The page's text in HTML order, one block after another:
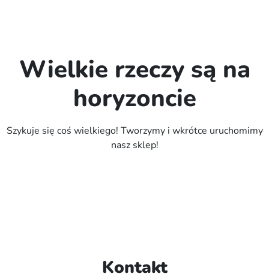
Wielkie rzeczy są na
horyzoncie
Szykuje się coś wielkiego! Tworzymy i wkrótce uruchomimy
nasz sklep!
Kontakt